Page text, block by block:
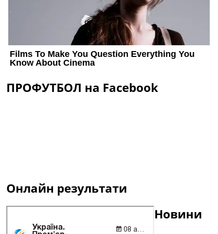
ПРОФУТБОЛ на Facebook
Онлайн результати
Новини